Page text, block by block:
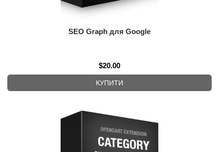
SEO Graph для Google
$20.00
КУПИТИ